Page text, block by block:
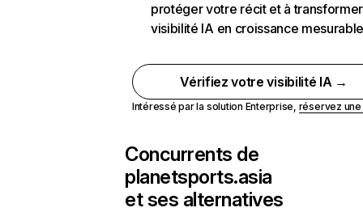
protéger votre récit et à
visibilité IA en croissance
Vérifiez votre visibilité IA →
Intéressé par la solution Enterprise, réservez
Concurrents de
planetsports.asia
et ses alternatives